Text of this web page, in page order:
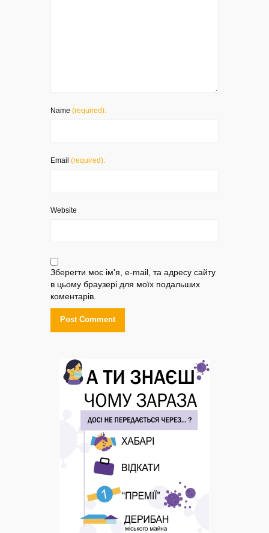
Name (required):
Email (required):
Website
Зберегти моє ім'я, e-mail, та адресу сайту
в цьому браузері для моїх подальших
коментарів.